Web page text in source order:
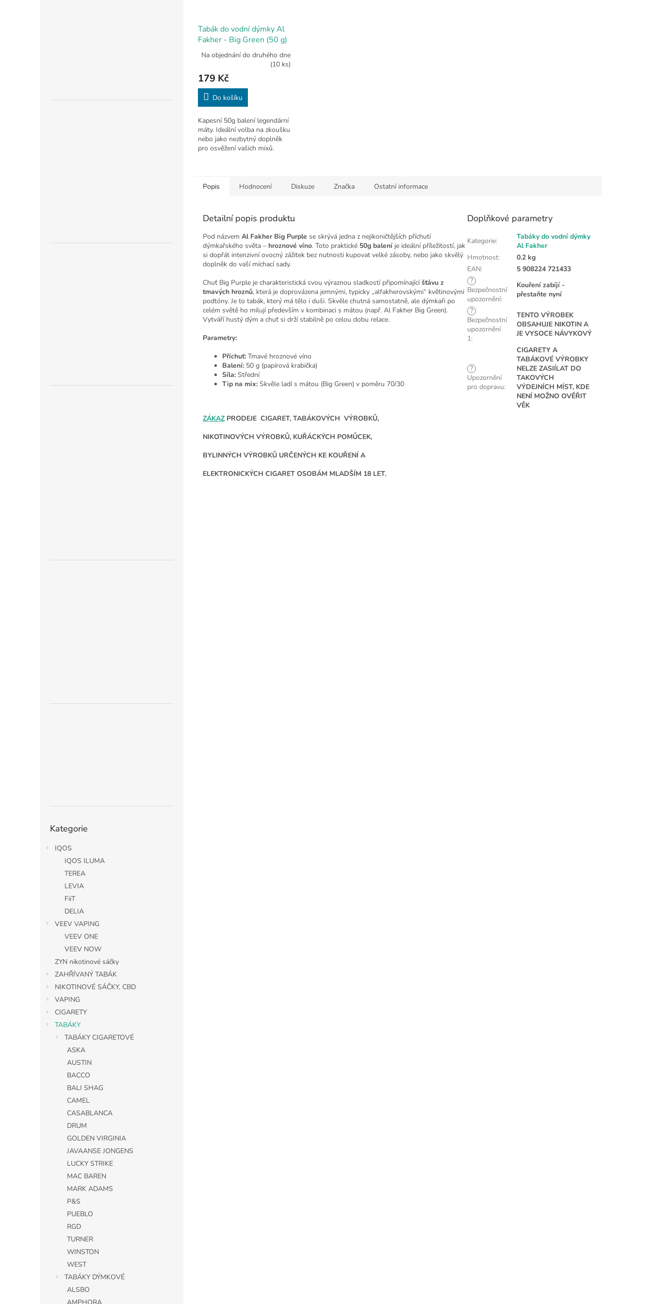
kategorie
Kategorie
IQOS
IQOS ILUMA
TEREA
LEVIA
FiiT
DELIA
VEEV VAPING
VEEV ONE
VEEV NOW
ZYN nikotinové sáčky
ZAHŘÍVANÝ TABÁK
NIKOTINOVÉ SÁČKY, CBD
VAPING
CIGARETY
TABÁKY
TABÁKY CIGARETOVÉ
ASKA
AUSTIN
BACCO
BALI SHAG
CAMEL
CASABLANCA
DRUM
GOLDEN VIRGINIA
JAVAANSE JONGENS
LUCKY STRIKE
MAC BAREN
MARK ADAMS
P&S
PUEBLO
RGD
TURNER
WINSTON
WEST
TABÁKY DÝMKOVÉ
ALSBO
AMPHORA
Tabák do vodní dýmky Al
Fakher - Big Green (50 g)
Na objednání do druhého dne
(10 ks)
179 Kč
Do košíku
Kapesní 50g balení legendární
máty. Ideální volba na zkoušku
nebo jako nezbytný doplněk
pro osvěžení vašich mixů.
Popis Hodnocení Diskuze Značka Ostatní informace
Detailní popis produktu
Pod názvem Al Fakher Big Purple se skrývá jedna z nejikoničtějších příchutí
dýmkařského světa – hroznové víno. Toto praktické 50g balení je ideální příležitostí, jak
si dopřát intenzivní ovocný zážitek bez nutnosti kupovat velké zásoby, nebo jako skvělý
doplněk do vaší míchací sady.
Chuť Big Purple je charakteristická svou výraznou sladkostí připomínající šťávu z
tmavých hroznů, která je doprovázena jemnými, typicky „alfakherovskými“ květinovými
podtóny. Je to tabák, který má tělo i duši. Skvěle chutná samostatně, ale dýmkaři po
celém světě ho milují především v kombinaci s mátou (např. Al Fakher Big Green).
Vytváří hustý dým a chuť si drží stabilně po celou dobu relace.
Parametry:
Příchuť: Tmavé hroznové víno
Balení: 50 g (papírová krabička)
Síla: Střední
Tip na mix: Skvěle ladí s mátou (Big Green) v poměru 70/30
ZÁKAZPRODEJE CIGARET, TABÁKOVÝCH VÝROBKŮ,
NIKOTINOVÝCH VÝROBKŮ, KUŘÁCKÝCH POMŮCEK,
BYLINNÝCH VÝROBKŮ URČENÝCH KE KOUŘENÍ A
ELEKTRONICKÝCH CIGARET OSOBÁM MLADŠÍM 18 LET.
Doplňkové parametry
Kategorie:
Tabáky do vodní dýmky
Al Fakher
Hmotnost:
0.2 kg
EAN:
5 908224 721433
?
Bezpečnostní
upozornění:
Kouření zabíjí -
přestaňte nyní
?
Bezpečnostní
upozornění
1:
TENTO VÝROBEK
OBSAHUJE NIKOTIN A
JE VYSOCE NÁVYKOVÝ
?
Upozornění
pro dopravu:
CIGARETY A
TABÁKOVÉ VÝROBKY
NELZE ZASIÍLAT DO
TAKOVÝCH
VÝDEJNÍCH MÍST, KDE
NENÍ MOŽNO OVĚŘIT
VĚK